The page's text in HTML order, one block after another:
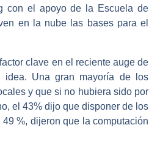
con el apoyo de la Escuela de
en la nube las bases para el
clave en el reciente auge de
idea. Una gran mayoría de los
y que si no hubiera sido por
el 43% dijo que disponer de los
%, dijeron que la computación